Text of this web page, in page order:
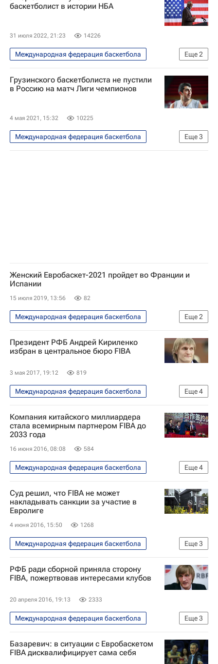
баскетболист в истории НБА
31 июля 2022, 21:23 14226
Еще2
Международная федерация баскетбола
Баскетбол
НБА
Грузинского баскетболиста не пустили
в Россию на матч Лиги чемпионов
4 мая 2021, 15:32 10225
Еще3
Международная федерация баскетбола
Баскетбол
Вокруг спорта
Женский Евробаскет-2021 пройдет во Франции и
Испании
15 июля 2019, 13:56 82
Еще2
Международная федерация баскетбола
Баскетбол
FIBA
Президент РФБ Андрей Кириленко
избран в центральное бюро FIBA
3 мая 2017, 19:12 819
Еще4
Международная федерация баскетбола
Спорт
Андрей Кириленко
Россия
Российская федерация баскетбола (РФБ)
Компания китайского миллиардера
стала всемирным партнером FIBA до
2033 года
16 июня 2016, 08:08 584
Еще4
Международная федерация баскетбола
Спорт
Китай
Ван Цзяньлинь
Dalian Wanda Group
Суд решил, что FIBA не может
накладывать санкции за участие в
Евролиге
4 июня 2016, 15:50 1268
Еще3
Международная федерация баскетбола
Спорт
Европа FIBA Europe
РФБ ради сборной приняла сторону
FIBA, пожертвовав интересами клубов
20 апреля 2016, 19:13 2333
Еще3
Международная федерация баскетбола
Спорт
Россия
Российская федерация баскетбола (РФБ)
Базаревич: в ситуации с Евробаскетом
FIBA дисквалифицирует сама себя